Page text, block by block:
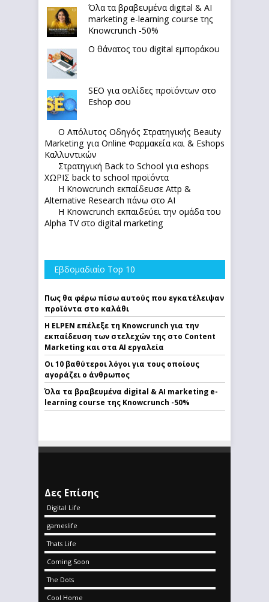
Όλα τα βραβευμένα digital & AI
marketing e-learning course της
Knowcrunch -50%
Ο θάνατος του digital εμποράκου
SEO για σελίδες προϊόντων στο
Eshop σου
Ο Απόλυτoς Οδηγός Στρατηγικής Beauty
Marketing για Online Φαρμακεία και & Eshops
Καλλυντικών
Στρατηγική Back to School για eshops
ΧΩΡΙΣ back to school προϊόντα
Η Knowcrunch εκπαίδευσε Attp &
Alternative Research πάνω στο ΑΙ
Η Knowcrunch εκπαιδεύει την ομάδα του
Alpha TV στο digital marketing
Εβδομαδιαίο Top 10
Πως θα φέρω πίσω αυτούς που εγκατέλειψαν
προϊόντα στο καλάθι
Η ELPEN επέλεξε τη Knowcrunch για την
εκπαίδευση των στελεχών της στο Content
Marketing και στα AI εργαλεία
Οι 10 βαθύτεροι λόγοι για τους οποίους
αγοράζει ο άνθρωπος
Όλα τα βραβευμένα digital & AI marketing e-
learning course της Knowcrunch -50%
Δες Επίσης
Digital Life
gameslife
Thats Life
Coming Soon
The Dots
Cool Home